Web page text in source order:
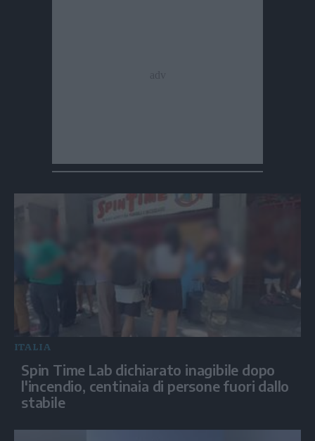
ITALIA
Spin Time Lab dichiarato inagibile dopo
l'incendio, centinaia di persone fuori dallo
stabile